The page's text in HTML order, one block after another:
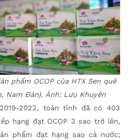
phẩm OCOP của HTX Sen quê
Nam Đàn). Ảnh: Lưu Khuyên
2022, toàn tỉnh đã có 403
hạng đạt OCOP 3 sao trở lên,
phẩm đạt hạng sao cả nước;